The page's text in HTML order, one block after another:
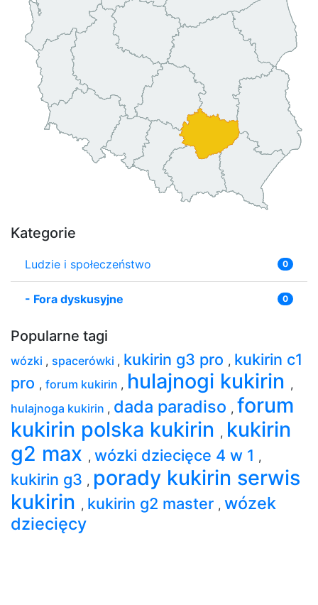
Kategorie
Ludzie i społeczeństwo 0
- Fora dyskusyjne 0
Popularne tagi
wózki , spacerówki , kukirin g3 pro , kukirin c1
pro , forum kukirin , hulajnogi kukirin ,
hulajnoga kukirin , dada paradiso , forum
kukirin polska kukirin , kukirin
g2 max , wózki dziecięce 4 w 1 ,
kukirin g3 , porady kukirin serwis
kukirin , kukirin g2 master , wózek
dziecięcy